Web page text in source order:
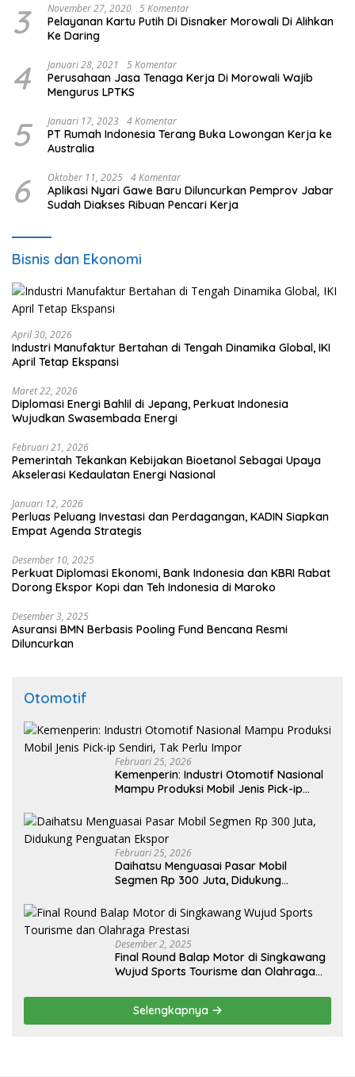
3 November 27, 2020 5 Komentar
Pelayanan Kartu Putih Di Disnaker Morowali Di Alihkan
Ke Daring
4 Januari 28, 2021 5 Komentar
Perusahaan Jasa Tenaga Kerja Di Morowali Wajib
Mengurus LPTKS
5 Januari 17, 2023 4 Komentar
PT Rumah Indonesia Terang Buka Lowongan Kerja ke
Australia
6 Oktober 11, 2025 4 Komentar
Aplikasi Nyari Gawe Baru Diluncurkan Pemprov Jabar
Sudah Diakses Ribuan Pencari Kerja
Bisnis dan Ekonomi
April 30, 2026
Industri Manufaktur Bertahan di Tengah Dinamika Global, IKI
April Tetap Ekspansi
Maret 22, 2026
Diplomasi Energi Bahlil di Jepang, Perkuat Indonesia
Wujudkan Swasembada Energi
Februari 21, 2026
Pemerintah Tekankan Kebijakan Bioetanol Sebagai Upaya
Akselerasi Kedaulatan Energi Nasional
Januari 12, 2026
Perluas Peluang Investasi dan Perdagangan, KADIN Siapkan
Empat Agenda Strategis
Desember 10, 2025
Perkuat Diplomasi Ekonomi, Bank Indonesia dan KBRI Rabat
Dorong Ekspor Kopi dan Teh Indonesia di Maroko
Desember 3, 2025
Asuransi BMN Berbasis Pooling Fund Bencana Resmi
Diluncurkan
Otomotif
Februari 25, 2026
Kemenperin: Industri Otomotif Nasional
Mampu Produksi Mobil Jenis Pick-ip
Februari 25, 2026
Daihatsu Menguasai Pasar Mobil
Segmen Rp 300 Juta, Didukung
Desember 2, 2025
Final Round Balap Motor di Singkawang
Wujud Sports Tourisme dan Olahraga
Selengkapnya